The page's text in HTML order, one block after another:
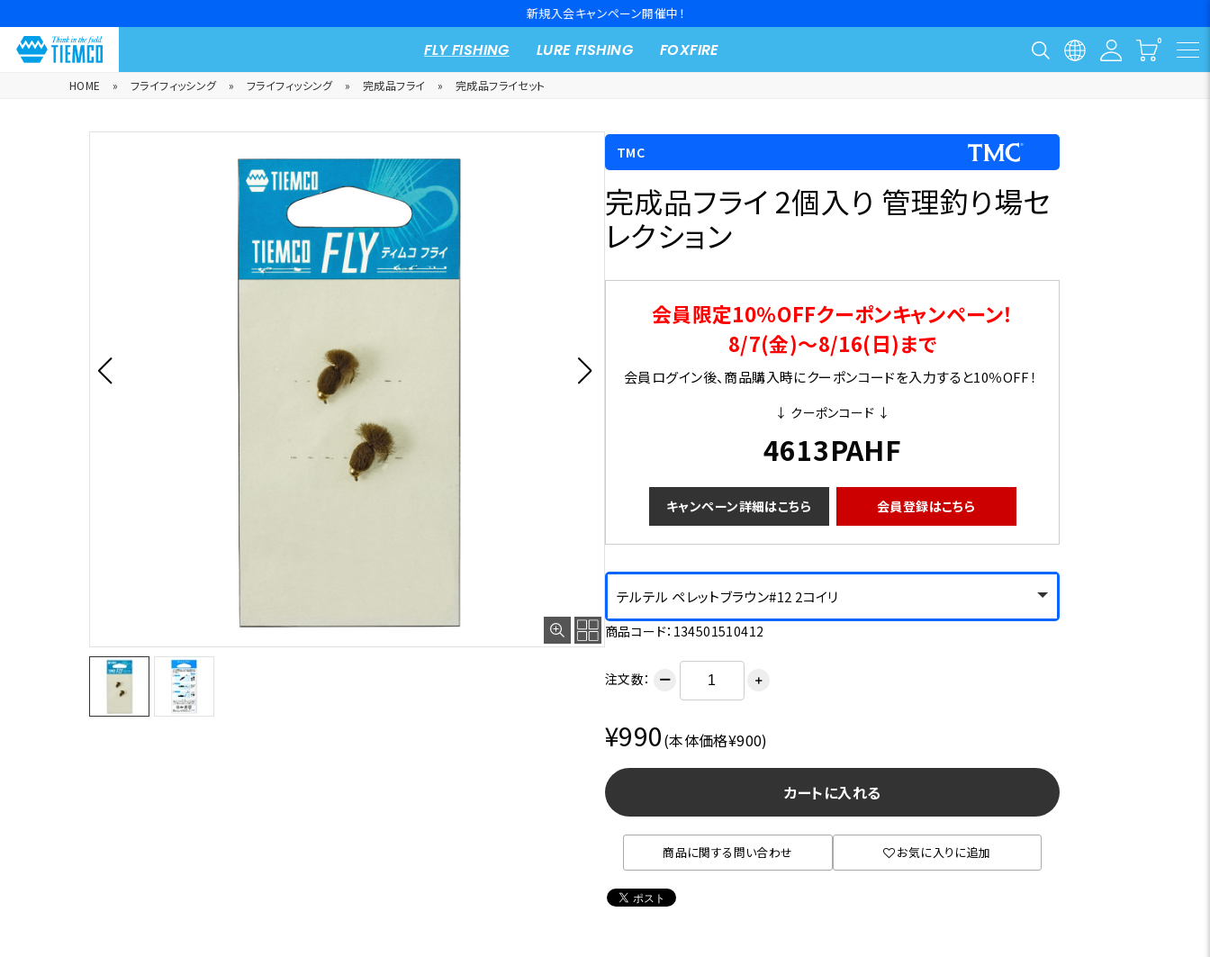
新規入会キャンペーン開催中！
FLY FISHING LURE FISHING FOXFIRE
HOME » フライフィッシング » フライフィッシング » 完成品フライ » 完成品フライセット
TMC
完成品フライ 2個入り 管理釣り場セ
レクション
会員限定10％OFFクーポンキャンペーン！
8/7(金)～8/16(日)まで
会員ログイン後、商品購入時にクーポンコードを入力すると10％OFF！
↓ クーポンコード ↓
4613PAHF
キャンペーン詳細はこちら 会員登録はこちら
テルテル ペレットブラウン#12 2コイリ
商品コード：134501510412
注文数： ー ＋
¥990(本体価格¥900)
カートに入れる
商品に関する問い合わせ お気に入りに追加